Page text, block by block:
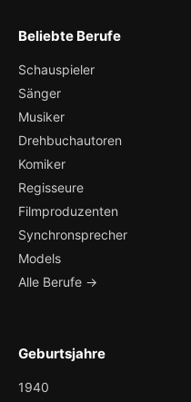
Beliebte Berufe
Schauspieler
Sänger
Musiker
Drehbuchautoren
Komiker
Regisseure
Filmproduzenten
Synchronsprecher
Models
Alle Berufe →
Geburtsjahre
1940